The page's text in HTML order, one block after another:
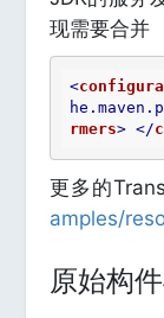
现需要合并
<
rmers> </
更多的
amples/
原始构